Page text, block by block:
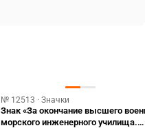
№ 12513 · Значки
Знак «За окончание высшего
морского инженерного училища.